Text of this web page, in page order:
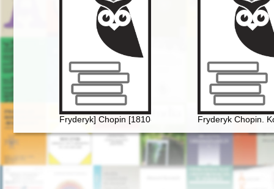
Fryderyk] Chopin [1810-1849] Fryderyk Chopin.